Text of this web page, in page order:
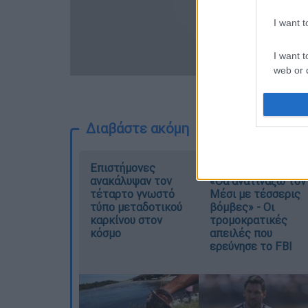
I want
I want
web or
Διαβάστε ακόμη
Επιστήμονες
ανακάλυψαν τον
τέταρτο γνωστό
τύπο μεταδοτικού
καρκίνου στον
κόσμο
«Θα ανατινάξω τον
Μέσι με τέσσερις
βόμβες» - Οι
τρομοκρατικές
απειλές που
ερεύνησε το FBI